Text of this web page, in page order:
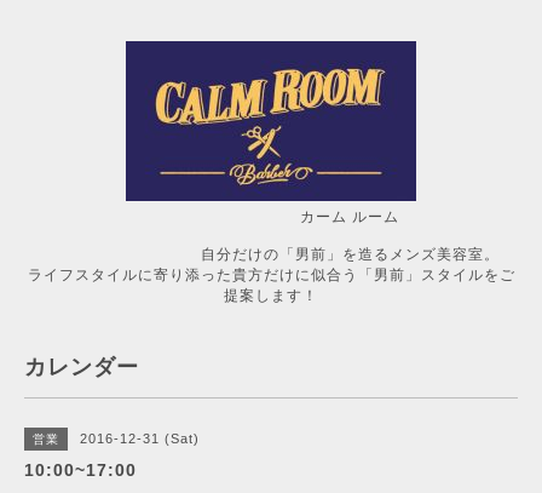
カーム ルーム
自分だけの「男前」を造るメンズ美容室。
ライフスタイルに寄り添った貴方だけに似合う「男前」スタイルをご
提案します！
カレンダー
営業 2016-12-31 (Sat)
10:00~17:00